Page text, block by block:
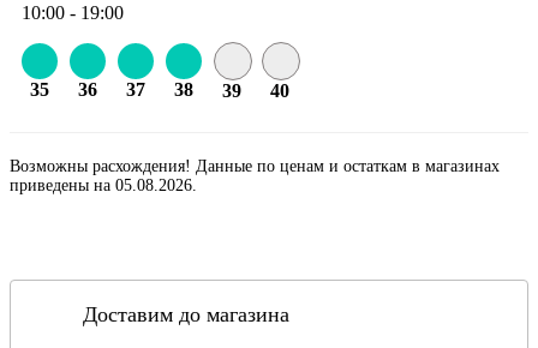
10:00 - 19:00
35 36 37 38 39 40
Возможны расхождения! Данные по ценам и остаткам в магазинах
приведены на 05.08.2026.
Доставим до магазина